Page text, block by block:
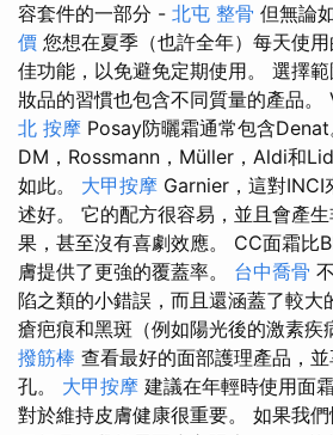
容套件的一部分 - 北屯 整骨 但無論
價 您想在夏季（也許全年）每天使
佳功能，以免避免定期使用。 選擇
妝品的習慣也包含不同質量的產品
北 按摩 Posay防曬霜通常包含Denat
DM，Rossmann，Müller，Aldi和
如此。 大甲按摩 Garnier，這對INCI
述好。 它的配方很容易，並且會產
果，甚至沒有喜劇效應。 CC面霜比
膚提供了更強的覆蓋率。 台中喬骨
陷之類的小錯誤，而且還涵蓋了較大
瘡疤痕和黑斑（例如陽光後的激素疾
撥筋棒 查看最好的面部護理產品，
孔。 大甲按摩 建議在年輕時使用面
對於維持皮膚健康很重要。 如果我